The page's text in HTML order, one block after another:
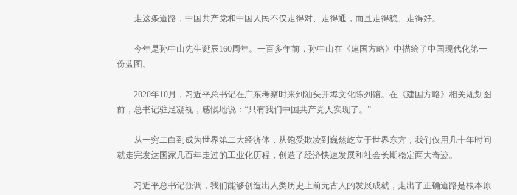
走这条道路，中国共产党和中国人民不仅走得对、走得通，而且走得稳、走得好。
今年是孙中山先生诞辰160周年。一百多年前，孙中山在《建国方略》中描绘了中国现代化第一
份蓝图。
2020年10月，习近平总书记在广东考察时来到汕头开埠文化陈列馆。在《建国方略》相关规划图
前，总书记驻足凝视，感慨地说：“只有我们中国共产党人实现了。”
从一穷二白到成为世界第二大经济体，从饱受欺凌到巍然屹立于世界东方，我们仅用几十年时间
就走完发达国家几百年走过的工业化历程，创造了经济快速发展和社会长期稳定两大奇迹。
习近平总书记强调，我们能够创造出人类历史上前无古人的发展成就，走出了正确道路是根本原